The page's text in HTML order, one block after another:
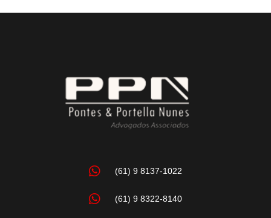
(61) 9 8137-1022
(61) 9 8322-8140